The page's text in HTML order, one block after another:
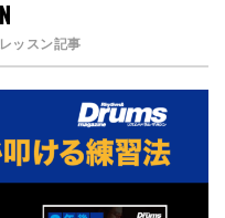
ッスン記事